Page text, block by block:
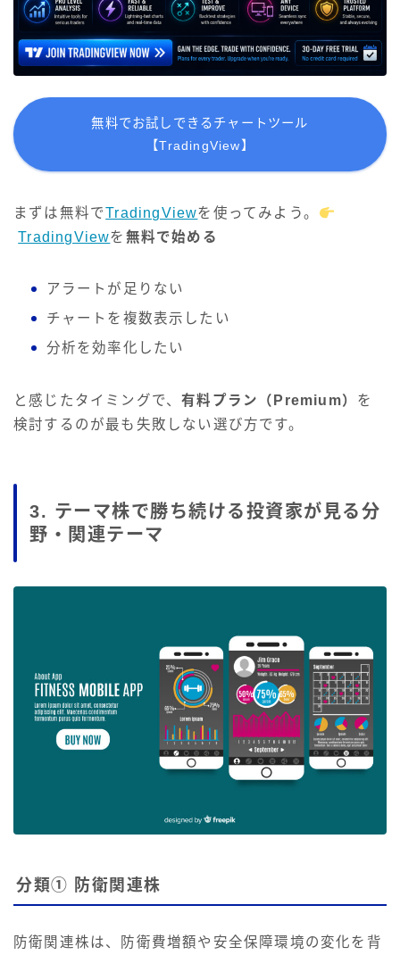
無料でお試しできるチャートツール
【TradingView】
まずは無料でTradingViewを使ってみよう。
TradingViewを 無料で始める
アラートが足りない
チャートを複数表示したい
分析を効率化したい
と感じたタイミングで、有料プラン（Premium） を
検討するのが最も失敗しない選び方です。
3. テーマ株で勝ち続ける投資家が見る分
野・関連テーマ
分類① 防衛関連株
防衛関連株は、防衛費増額や安全保障環境の変化を背